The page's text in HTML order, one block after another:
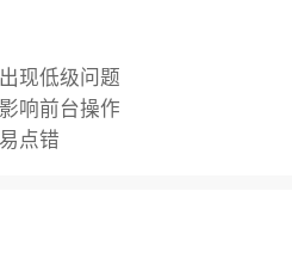
现低级问题
响前台操作
点错